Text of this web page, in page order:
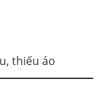
thiếu áo